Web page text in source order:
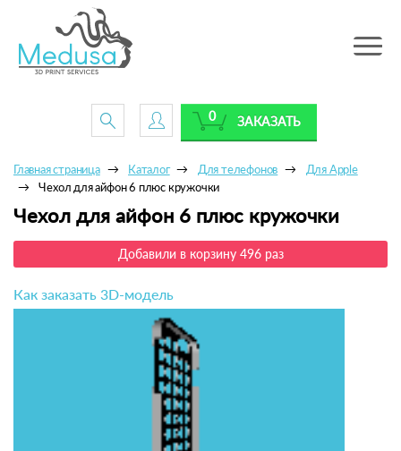
Toggle
ЗАКАЗАТЬ
0
Главная страница Каталог Для телефонов
Для Apple
Чехол для айфон 6 плюс кружочки
Чехол для айфон 6 плюс кружочки
Добавили в корзину 496 раз
Как заказать 3D-модель